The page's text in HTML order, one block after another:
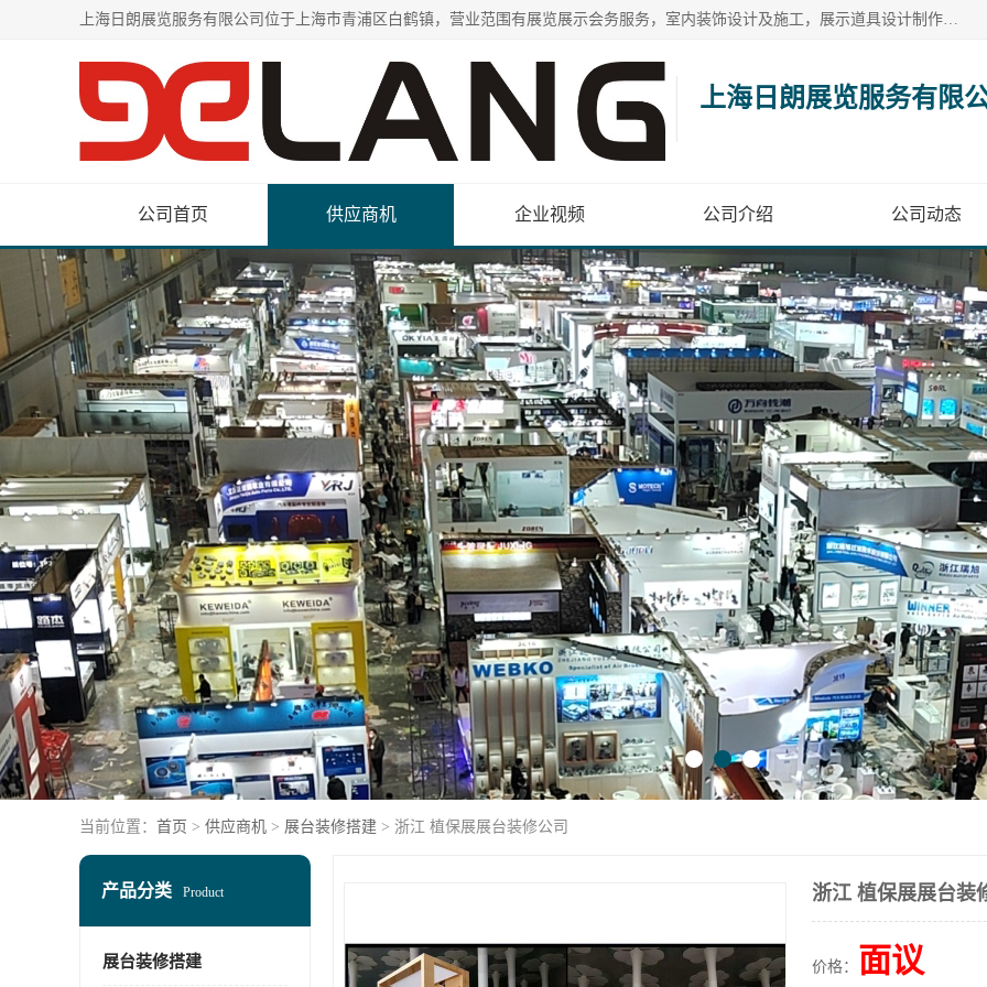
上海日朗展览服务有限公司位于上海市青浦区白鹤镇，营业范围有展览展示会务服务，室内装饰设计及施工，展示道具设计制作，舞台设计，图文设计，灯箱制作，园林绿化工程，广告装潢材料，建筑材料，办公用品，工艺礼品日用百货销售。
上海日朗展览服务有限
公司首页 供应商机 企业视频 公司介绍 公司动态
当前位置： 首页 > 供应商机 > 展台装修搭建 > 浙江 植保展展台装修公司
产品分类 Product
展台装修搭建
浙江 植保展展台装
价格： 面议